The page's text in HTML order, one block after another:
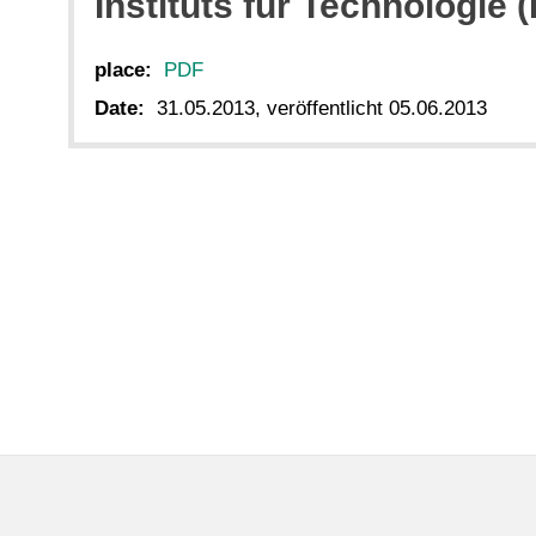
place:
PDF
Date:
31.05.2013, veröffentlicht 05.06.2013